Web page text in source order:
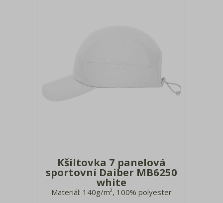
Kšiltovka 7 panelová
sportovní Daiber MB6250
white
Materiál: 140g/m², 100% polyester